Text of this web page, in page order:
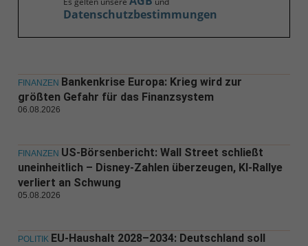
Datenschutzbestimmungen
FINANZEN Bankenkrise Europa: Krieg wird zur
größten Gefahr für das Finanzsystem
06.08.2026
FINANZEN US-Börsenbericht: Wall Street schließt
uneinheitlich – Disney-Zahlen überzeugen, KI-Rallye
verliert an Schwung
05.08.2026
POLITIK EU-Haushalt 2028–2034: Deutschland soll